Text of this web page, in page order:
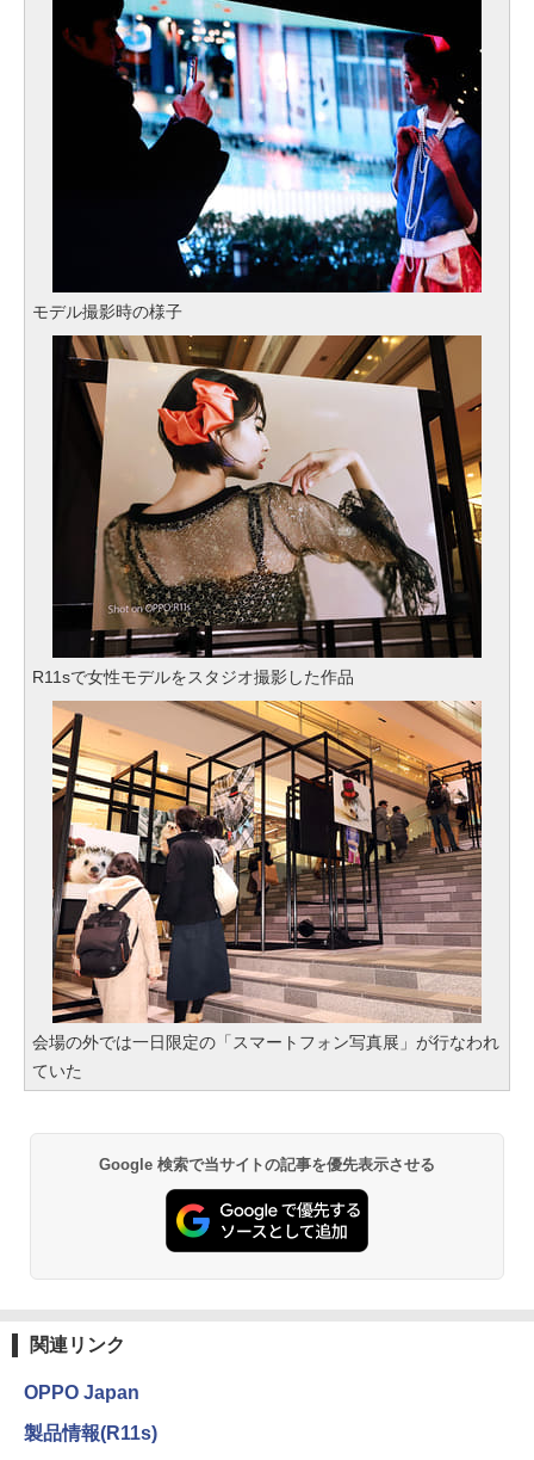
モデル撮影時の様子
R11sで女性モデルをスタジオ撮影した作品
会場の外では一日限定の「スマートフォン写真展」が行なわれ
ていた
Google 検索で当サイトの記事を優先表示させる
関連リンク
OPPO Japan
製品情報(R11s)